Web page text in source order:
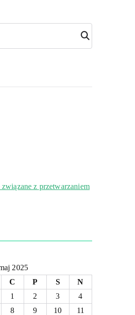
Szuk
aj
z przetwarzaniem
2025
C P S
N
1
2 3
4
8 9 10
11